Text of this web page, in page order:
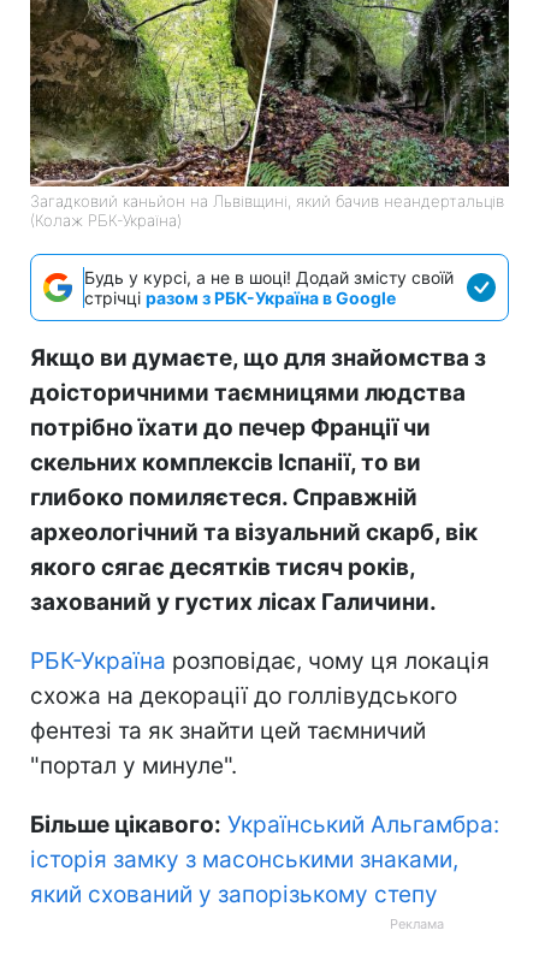
Загадковий каньйон на Львівщині, який бачив неандертальців
(Колаж РБК-Україна)
Будь у курсі, а не в шоці! Додай змісту своїй
стрічці разом з РБК-Україна в Google
Якщо ви думаєте, що для знайомства з
доісторичними таємницями людства
потрібно їхати до печер Франції чи
скельних комплексів Іспанії, то ви
глибоко помиляєтеся. Справжній
археологічний та візуальний скарб, вік
якого сягає десятків тисяч років,
захований у густих лісах Галичини.
РБК-Україна розповідає, чому ця локація
схожа на декорації до голлівудського
фентезі та як знайти цей таємничий
"портал у минуле".
Більше цікавого: Український Альгамбра:
історія замку з масонськими знаками,
який схований у запорізькому степу